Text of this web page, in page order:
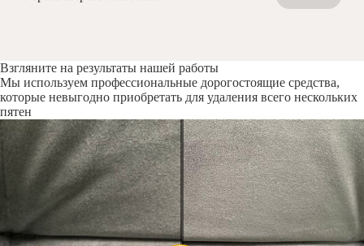
Взгляните на результаты нашей работы
Мы используем профессиональные дорогостоящие средства,
которые невыгодно приобретать для удаления всего нескольких
пятен